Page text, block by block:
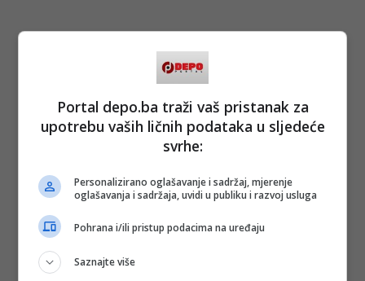
Portal depo.ba traži vaš pristanak za
upotrebu vaših ličnih podataka u sljedeće
svrhe:
Personalizirano oglašavanje i sadržaj, mjerenje
oglašavanja i sadržaja, uvidi u publiku i razvoj usluga
Pohrana i/ili pristup podacima na uređaju
Saznajte više